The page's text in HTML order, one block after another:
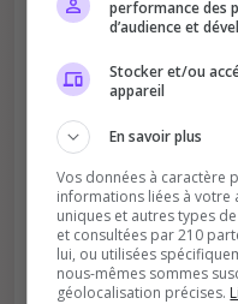
Votre vote aide
performance des
d’audience et
Stocker et/ou
appareil
En savoir plus
Vos données à caractère
informations liées à
uniques et autres types
et consultées par 210
lui, ou utilisées
nous-mêmes sommes
géolocalisation précises.